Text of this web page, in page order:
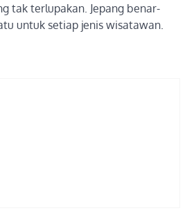
tak terlupakan. Jepang benar-
untuk setiap jenis wisatawan.